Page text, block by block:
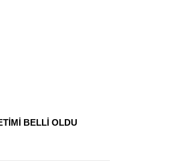
BELLİ OLDU